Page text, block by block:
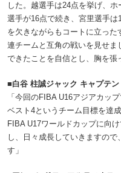
した。越選手は24点を挙げ、
選手が16点で続き、宮里選手
を欠きながらもコートに立っ
連チームと互角の戦いを見せ
できたことを自信とし、胸を張
■白谷 柱誠ジャック キャプテン
「今回のFIBA U16アジアカッ
ベスト4というチーム目標を達
FIBA U17ワールドカップに向
し、日々成長していきますの
す」